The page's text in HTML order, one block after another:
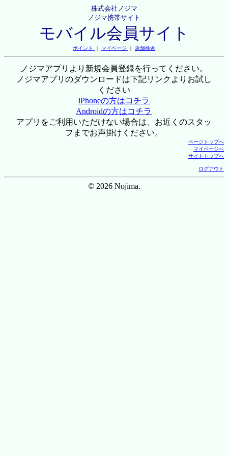
株式会社ノジマ
ノジマ携帯サイト
モバイル会員サイト
ポイント ｜ マイページ ｜ 店舗検索
ノジマアプリより新規会員登録を行ってください。
ノジマアプリのダウンロードは下記リンクよりお試し
ください
iPhoneの方はコチラ
Androidの方はコチラ
アプリをご利用いただけない場合は、お近くのスタッ
フまでお声掛けください。
ページトップへ
マイページへ
サイトトップへ
ログアウト
© 2026 Nojima.